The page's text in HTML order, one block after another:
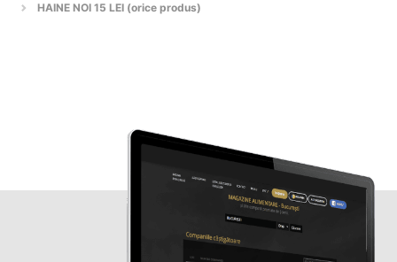
HAINE NOI 15 LEI (orice produs)